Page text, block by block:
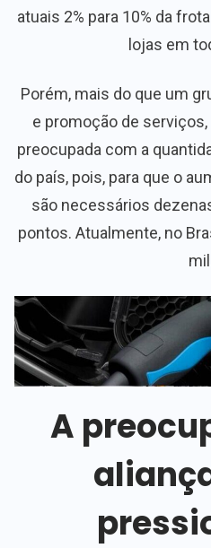
atuais 2% para 10% da
lojas em
Porém, mais do que um
e promoção de
preocupada com a
do país, pois, para que o
são necessários
pontos. Atualmente, no
A